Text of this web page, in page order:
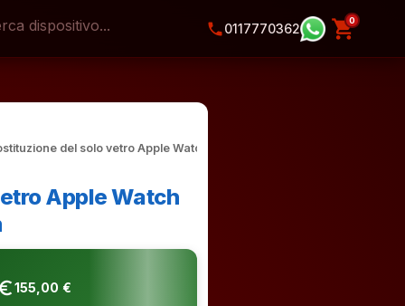
phone0117770362 shopping_cart
0
del solo vetro Apple Watch
Apple Watch
155,00 €